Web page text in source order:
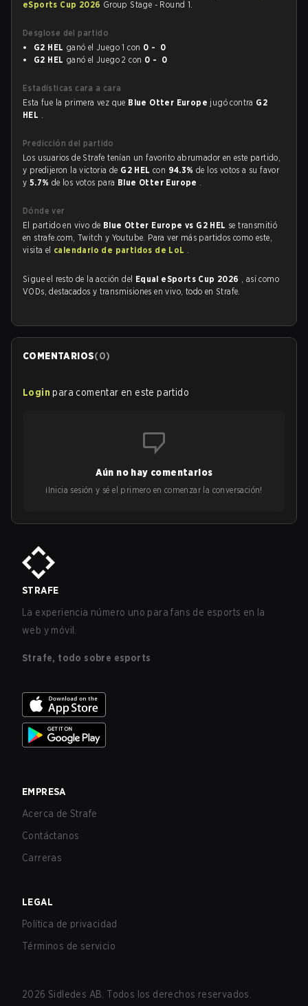
eSports Cup 2026 Group Stage - Round 1.
Desglose del partido
G2 HEL ganó el Juego 1 con 0 - 0
G2 HEL ganó el Juego 2 con 0 - 0
Estadísticas cara a cara
Esta fue la primera vez que Blue Otter Europe jugó contra G2
HEL .
Predicción del partido
Los usuarios de Strafe tenían un favorito abrumador en este partido,
y predijeron la victoria de G2 HELcon 94.3%de los votos a su favor
y 5.7% de los votos para Blue Otter Europe .
Dónde ver
El partido en vivo de Blue Otter Europe vs G2 HEL se transmitió
en strafe.com, Twitch y Youtube. Para ver más partidos como este,
visita el calendario de partidos de LoL .
Sigue el resto de la acción del Equal eSports Cup 2026 , así como
VODs, destacados y transmisiones en vivo, todo en Strafe.
COMENTARIOS(0)
Login para comentar en este partido
Aún no hay comentarios
¡Inicia sesión y sé el primero en comenzar la conversación!
STRAFE
La experiencia número uno para fans de esports en la
web y móvil.
Strafe, todo sobre esports
EMPRESA
Acerca de Strafe
Contáctanos
Carreras
LEGAL
Política de privacidad
Términos de servicio
2026 Sidledes AB. Todos los derechos reservados.